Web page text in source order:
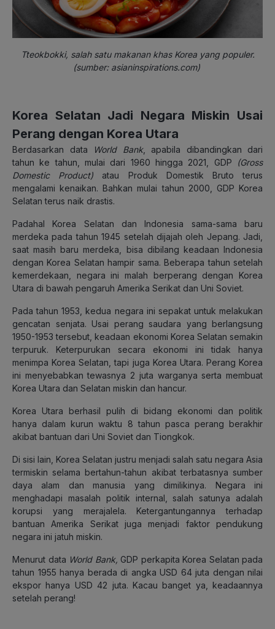
Tteokbokki, salah satu makanan khas Korea yang populer.
(sumber: asianinspirations.com)
Korea Selatan Jadi Negara Miskin Usai
Perang dengan Korea Utara
Berdasarkan data World Bank, apabila dibandingkan dari
tahun ke tahun, mulai dari 1960 hingga 2021, GDP
(Gross
Domestic Product) atau Produk Domestik Bruto terus
mengalami kenaikan. Bahkan mulai tahun 2000, GDP Korea
Selatan terus naik drastis.
Padahal Korea Selatan dan Indonesia sama-sama baru
merdeka pada tahun 1945 setelah dijajah oleh Jepang. Jadi,
saat masih baru merdeka, bisa dibilang keadaan Indonesia
dengan Korea Selatan hampir sama. Beberapa tahun setelah
kemerdekaan, negara ini malah berperang dengan Korea
Utara di bawah pengaruh Amerika Serikat dan Uni Soviet.
Pada tahun 1953, kedua negara ini sepakat untuk melakukan
gencatan senjata. Usai perang saudara yang berlangsung
1950-1953 tersebut, keadaan ekonomi Korea Selatan semakin
terpuruk. Keterpurukan secara ekonomi ini tidak hanya
menimpa Korea Selatan, tapi juga Korea Utara. Perang Korea
ini menyebabkan tewasnya 2 juta warganya serta membuat
Korea Utara dan Selatan miskin dan hancur.
Korea Utara berhasil pulih di bidang ekonomi dan politik
hanya dalam kurun waktu 8 tahun pasca perang berakhir
akibat bantuan dari Uni Soviet dan Tiongkok.
Di sisi lain, Korea Selatan justru menjadi salah satu negara Asia
termiskin selama bertahun-tahun akibat terbatasnya sumber
daya alam dan manusia yang dimilikinya. Negara ini
menghadapi masalah politik internal, salah satunya adalah
korupsi yang merajalela. Ketergantungannya terhadap
bantuan Amerika Serikat juga menjadi faktor pendukung
negara ini jatuh miskin.
Menurut data World Bank, GDP perkapita Korea Selatan pada
tahun 1955 hanya berada di angka USD 64 juta dengan nilai
ekspor hanya USD 42 juta. Kacau banget ya, keadaannya
setelah perang!